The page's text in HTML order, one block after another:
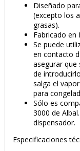
Diseñado
(excepto los
grasas).
Fabricado en
Se puede
en contacto
asegurar
de
salga el
para
Sólo es
3000 de
dispensador.
Especificaciones